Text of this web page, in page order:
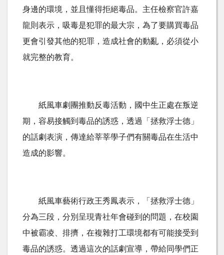
身邊的環境，並且懂得拒絕毒品。主任檢察官許嘉
龍則表示，吸毒是犯罪的最大宗，為了要購買毒品
更會引發其他的犯罪，造成社會的動亂，必須從小
就完整的教育。
紙風車劇團推動反毒活動，國中生正處在叛逆
期，容易接觸到毒品的誘惑，透過「拯救浮士德」
的話劇表演，傳達給莘莘學子們有關毒品在生活中
造成的影響。
紙風車藝術行政王秀鳳表示，「拯救浮士德」
分為三段，分別呈現青社年會碰到的問題，在校園
中被霸凌、排擠，在複雜打工環境都有可能接受到
毒品的誘惑。透過這次的話劇宣導，帶給同學們正